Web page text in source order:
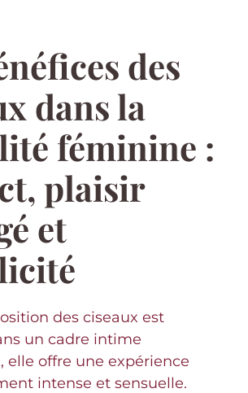
des
dans la
féminine :
plaisir
et
des ciseaux est
un cadre intime
elle offre une expérience
intense et sensuelle.